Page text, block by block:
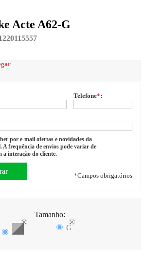
Acte A62-G
Telefone*:
por e-mail ofertas e novidades da
A frequência de envios pode variar de
a interação do cliente.
*Campos obrigatórios
Tamanho:
G